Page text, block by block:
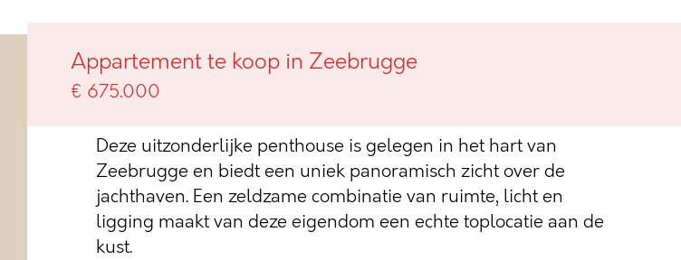
Appartement te koop in Zeebrugge
€ 675.000
Luxe penthouse met unieke zichten op de
jachthaven
Deze uitzonderlijke penthouse is gelegen in het hart van
Zeebrugge en biedt een uniek panoramisch zicht over de
jachthaven. Een zeldzame combinatie van ruimte, licht en
ligging maakt van deze eigendom een echte toplocatie aan de
kust.